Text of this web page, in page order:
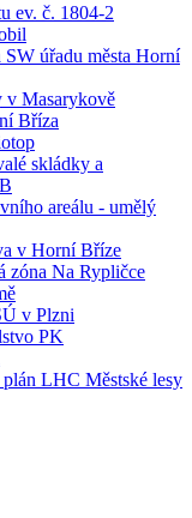
ev. č. 1804-2
úřadu města Horní
v Masarykově
Bříza
skládky a
areálu - umělý
v Horní Bříze
zóna Na Rypličce
v Plzni
PK
LHC Městské lesy